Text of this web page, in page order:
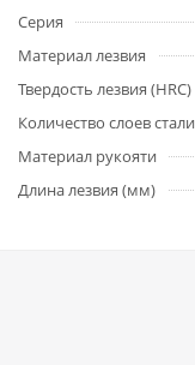
Серия
Материал лезвия
Твердость лезвия (HRC)
Количество слоев стали
Материал рукояти
Длина лезвия (мм)